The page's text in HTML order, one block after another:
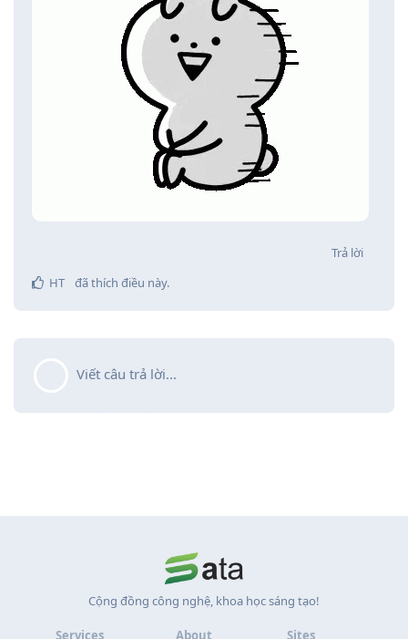
Trả lời
HT
đã thích điều này.
Viết câu trả lời...
Cộng đồng công nghệ, khoa học sáng tạo!
Services About Sites